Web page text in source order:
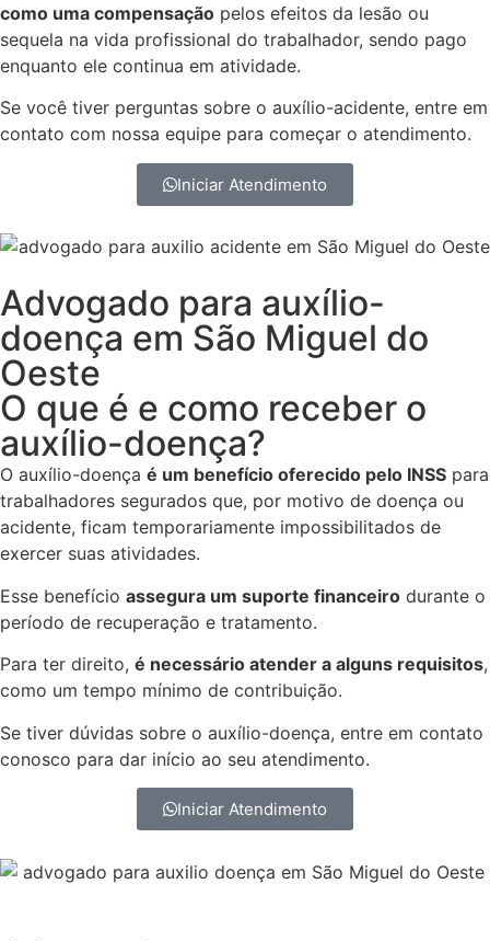
como uma compensação pelos efeitos da lesão ou
sequela na vida profissional do trabalhador, sendo pago
enquanto ele continua em atividade.
Se você tiver perguntas sobre o auxílio-acidente, entre em
contato com nossa equipe para começar o atendimento.
Iniciar Atendimento
Advogado para auxílio-
doença em São Miguel do
Oeste
O que é e como receber o
auxílio-doença?
O auxílio-doença é um benefício oferecido pelo INSS para
trabalhadores segurados que, por motivo de doença ou
acidente, ficam temporariamente impossibilitados de
exercer suas atividades.
Esse benefício assegura um suporte financeiro durante o
período de recuperação e tratamento.
Para ter direito, é necessário atender a alguns requisitos,
como um tempo mínimo de contribuição.
Se tiver dúvidas sobre o auxílio-doença, entre em contato
conosco para dar início ao seu atendimento.
Iniciar Atendimento